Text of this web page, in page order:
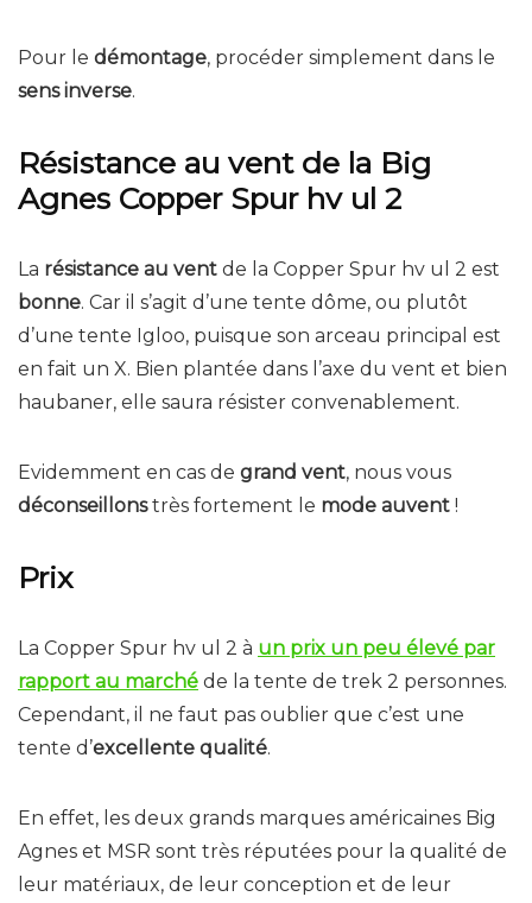
Pour le démontage, procéder simplement dans le
sens inverse.
Résistance au vent de la Big
Agnes Copper Spur hv ul 2
La résistance au vent de la Copper Spur hv ul 2 est
bonne. Car il s’agit d’une tente dôme, ou plutôt
d’une tente Igloo, puisque son arceau principal est
en fait un X. Bien plantée dans l’axe du vent et bien
haubaner, elle saura résister convenablement.
Evidemment en cas de grand vent, nous vous
déconseillonstrès fortement le mode auvent !
Prix
La Copper Spur hv ul 2 à un prix un peu élevé par
rapport au marché de la tente de trek 2 personnes.
Cependant, il ne faut pas oublier que c’est une
tente d’excellente qualité.
En effet, les deux grands marques américaines Big
Agnes et MSR sont très réputées pour la qualité de
leur matériaux, de leur conception et de leur